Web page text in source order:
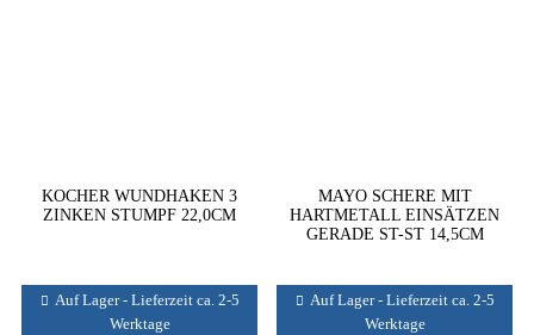
KOCHER WUNDHAKEN 3
ZINKEN STUMPF 22,0CM
Auf Lager - Lieferzeit ca. 2-5
Werktage
MAYO SCHERE MIT
HARTMETALL EINSÄTZEN
GERADE ST-ST 14,5CM
Auf Lager - Lieferzeit ca. 2-5
Werktage